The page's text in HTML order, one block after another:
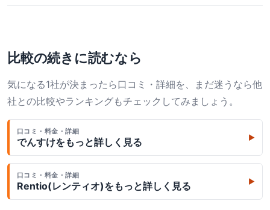
比較の続きに読むなら
気になる1社が決まったら口コミ・詳細を、まだ迷うなら他
社との比較やランキングもチェックしてみましょう。
口コミ・料金・詳細
でんすけをもっと詳しく見る ▶
口コミ・料金・詳細
Rentio(レンティオ)をもっと詳しく見る ▶